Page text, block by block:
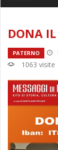
DONA
PATERNO
1063 visite